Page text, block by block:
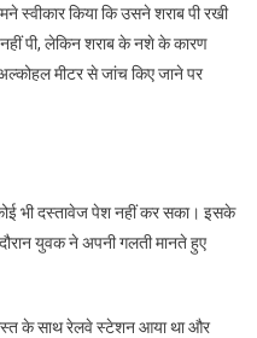
किया कि उसने शराब पी रखी
पी, लेकिन शराब के नशे के कारण
अल्कोहल मीटर से जांच किए जाने पर
भी दस्तावेज पेश नहीं कर सका। इसके
युवक ने अपनी गलती मानते हुए
के साथ रेलवे स्टेशन आया था और